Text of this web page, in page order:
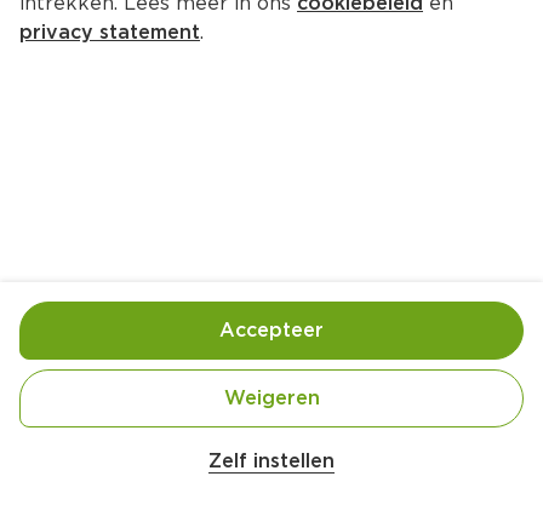
stuk
Handige informatie over dit product
Weidemelk
privacy statement.
Zelf instellen
Weigeren
Accepteer